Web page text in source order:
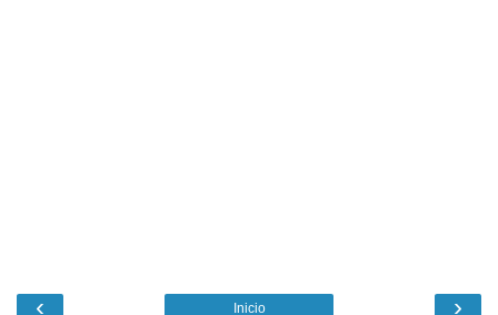
‹ ›
Inicio